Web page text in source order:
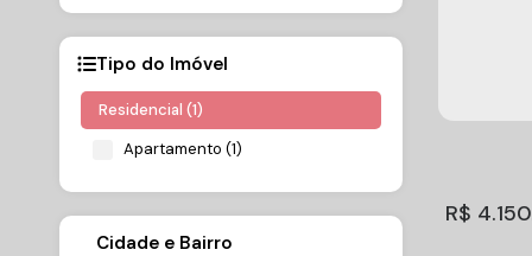
Tipo do Imóvel
Residencial (1)
Apartamento (1)
Cidade e Bairro
R$